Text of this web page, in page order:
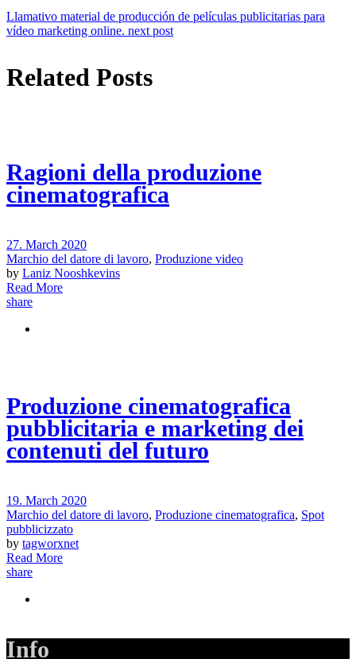
Llamativo material de producción de películas publicitarias para
vídeo marketing online. next post
Related Posts
Ragioni della produzione
cinematografica
27. March 2020
Marchio del datore di lavoro, Produzione video
by Laniz Nooshkevins
Read More
share
Produzione cinematografica
pubblicitaria e marketing dei
contenuti del futuro
19. March 2020
Marchio del datore di lavoro, Produzione cinematografica, Spot
pubblicizzato
by tagworxnet
Read More
share
Info